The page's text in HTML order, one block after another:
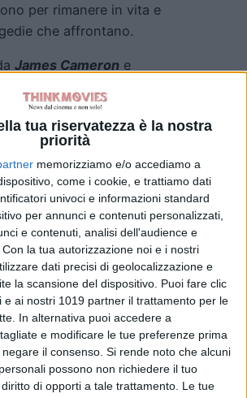
tua riservatezza è la nostra
priorità
memorizziamo e/o accediamo a
come i cookie, e trattiamo dati
univoci e informazioni standard
per annunci e contenuti personalizzati,
e contenuti, analisi dell'audience e
Con la tua autorizzazione noi e i nostri
dati precisi di geolocalizzazione e
la scansione del dispositivo. Puoi fare clic
e ai nostri 1019 partner il trattamento per le
In alternativa puoi accedere a
e modificare le tue preferenze prima
il consenso. Si rende noto che alcuni
possono non richiedere il tuo
di opporti a tale trattamento. Le tue
per rimanere in vita e
che affrontano.
James Cameron e
Lightstorm
è interpretata da Sam
Zoe Saldaña,
Weaver, Stephen Lange
. La sceneggiatura è
James Cameron & Rick
Silver, e il soggetto
Cameron & Rick Jaffa &
& Josh Friedman &
David Valdes e
sono i produttori